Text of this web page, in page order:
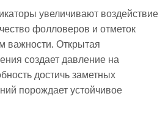
увеличивают воздействие
фолловеров и отметок
важности. Открытая
создает давление на
достичь заметных
порождает устойчивое